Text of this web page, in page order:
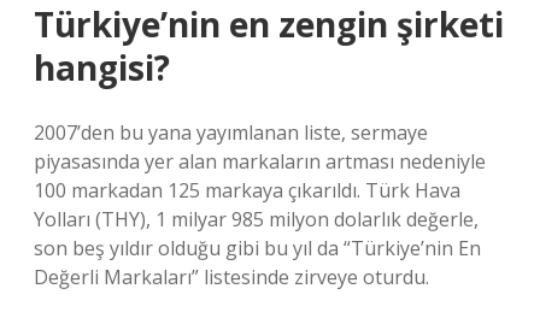
Türkiye’nin en zengin şirketi
hangisi?
2007’den bu yana yayımlanan liste, sermaye
piyasasında yer alan markaların artması nedeniyle
100 markadan 125 markaya çıkarıldı. Türk Hava
Yolları (THY), 1 milyar 985 milyon dolarlık değerle,
son beş yıldır olduğu gibi bu yıl da “Türkiye’nin En
Değerli Markaları” listesinde zirveye oturdu.